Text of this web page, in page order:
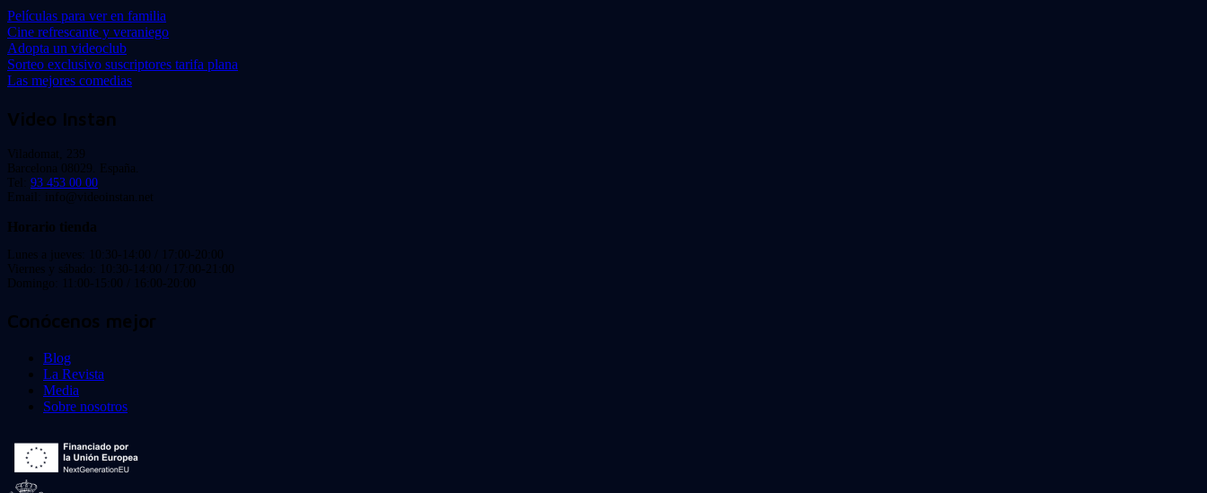
Películas para ver en familia
Cine refrescante y veraniego
Adopta un videoclub
Sorteo exclusivo suscriptores tarifa plana
Las mejores comedias
Video Instan
Viladomat, 239
Barcelona 08029. España.
Tel: 93 453 00 00
Email: info@videoinstan.net
Horario tienda
Lunes a jueves: 10:30-14:00 / 17:00-20:00
Viernes y sábado: 10:30-14:00 / 17:00-21:00
Domingo: 11:00-15:00 / 16:00-20:00
Conócenos mejor
Blog
La Revista
Media
Sobre nosotros